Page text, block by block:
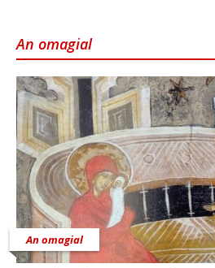
An omagial
An omagial